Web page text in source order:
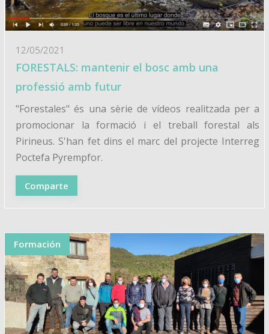
12/05/2021
FORESTALS: mantenir el bosc amb una
professió amb futur
"Forestales" és una sèrie de vídeos realitzada per a
promocionar la formació i el treball forestal als
Pirineus. S'han fet dins el marc del projecte Interreg
Poctefa Pyrempfor.
Comparte
Formación